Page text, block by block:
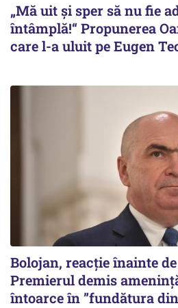
„Mă uit și sper să nu fie
întâmplă!“ Propunerea
care l-a uluit pe Eugen
Bolojan, reacție înainte
Premierul demis
întoarce în ”fundătura din